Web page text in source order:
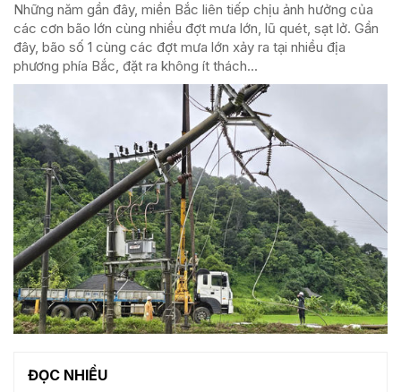
Những năm gần đây, miền Bắc liên tiếp chịu ảnh hưởng của
các cơn bão lớn cùng nhiều đợt mưa lớn, lũ quét, sạt lở. Gần
đây, bão số 1 cùng các đợt mưa lớn xảy ra tại nhiều địa
phương phía Bắc, đặt ra không ít thách...
ĐỌC NHIỀU